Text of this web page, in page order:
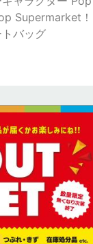
Supermarket！
トバッグ